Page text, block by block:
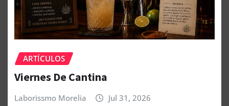
ARTÍCULOS
Viernes De Cantina
Laborissmo Morelia Jul 31, 2026